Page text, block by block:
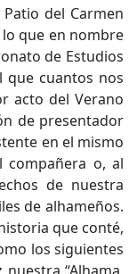
del Carmen
que en nombre
de Estudios
que cuantos nos
acto del Verano
de presentador
en el mismo
compañera o, al
de nuestra
de alhameños.
que conté,
los siguientes